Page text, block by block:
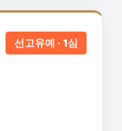
선고유예 · 1심